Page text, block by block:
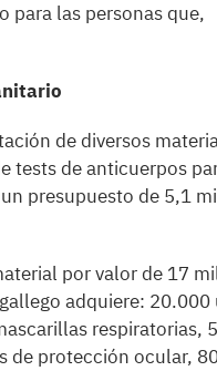
para las personas que,
de diversos
tests de anticuerpos
presupuesto de 5,1
por valor de 17
adquiere: 20.000
respiratorias,
de protección ocular,